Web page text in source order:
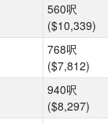
560呎
($10,339)
768呎
($7,812)
940呎
($8,297)